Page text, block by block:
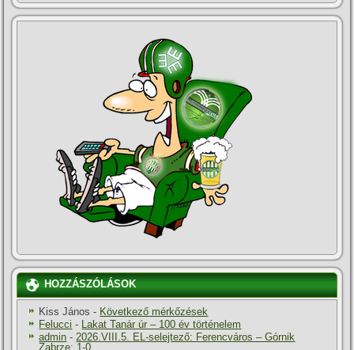
HOZZÁSZÓLÁSOK
Kiss János - Következő mérkőzések
Felucci - Lakat Tanár úr – 100 év történelem
admin -2026.VIII.5. EL-selejtező: Ferencváros – Górnik
Zabrze: 1-0